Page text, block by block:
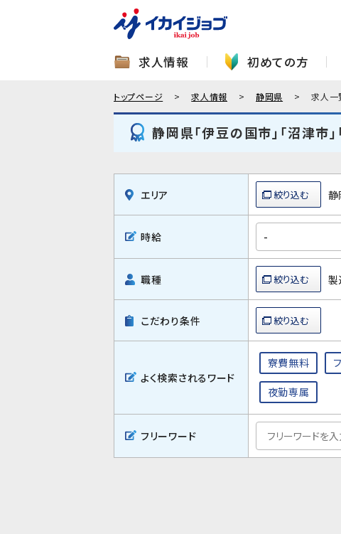
求人情報 初めての方
トップページ 求人情報 静岡県 求人一
静岡県「伊豆の国市」「沼津市
エリア 静
時給
職種 製
こだわり条件
よく検索されるワード
寮費無料
夜勤専属
フリーワード